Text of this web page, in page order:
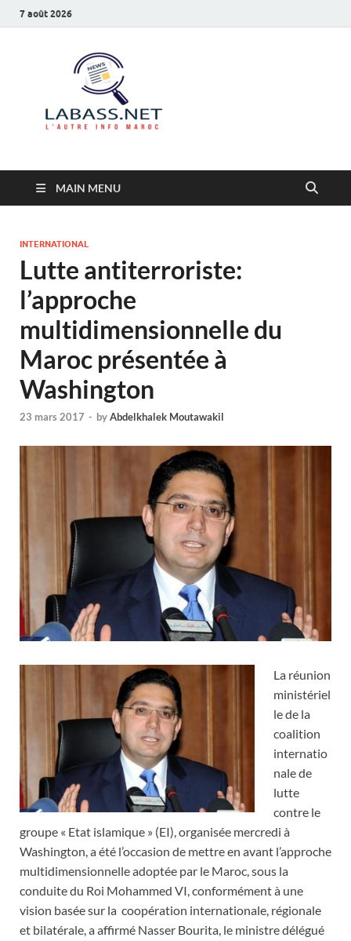
7 août 2026
MAIN MENU
INTERNATIONAL
Lutte antiterroriste:
l’approche
multidimensionnelle du
Maroc présentée à
Washington
23 mars 2017 - byAbdelkhalek Moutawakil
La réunion
ministériel
le de la
coalition
internatio
nale de
lutte
contre le
groupe « Etat islamique » (EI), organisée mercredi à
Washington, a été l’occasion de mettre en avant l’approche
multidimensionnelle adoptée par le Maroc, sous la
conduite du Roi Mohammed VI, conformément à une
vision basée sur la coopération internationale, régionale
et bilatérale, a affirmé Nasser Bourita, le ministre délégué